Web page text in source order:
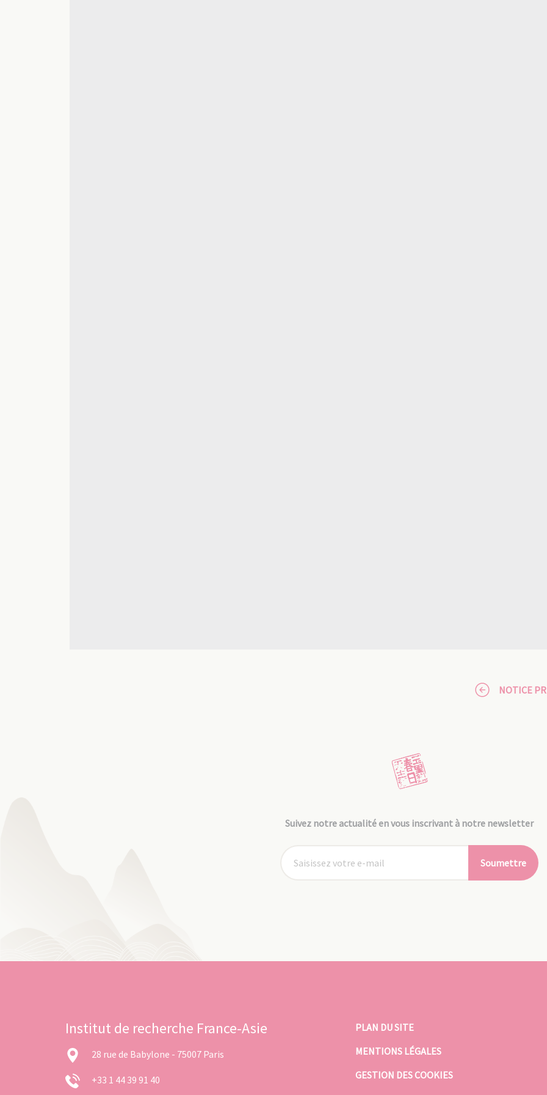
NOTICE
Suivez notre actualité en vous inscrivant à notre newsletter
Soumettre
Institut de recherche France-Asie
28 rue de Babylone - 75007 Paris
+33 1 44 39 91 40
PLAN DU SITE
MENTIONS LÉGALES
GESTION DES COOKIES